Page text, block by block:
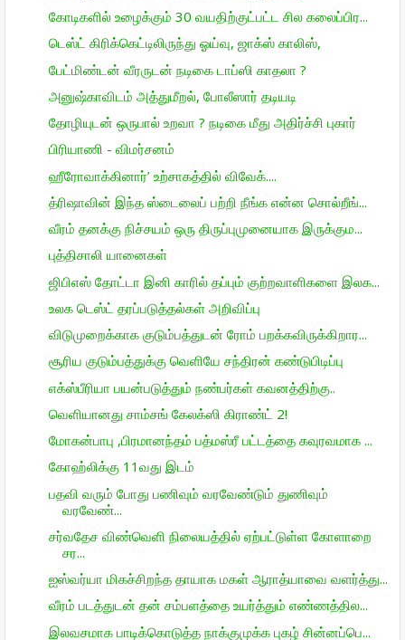
கோடிகளில் உழைக்கும் 30 வயதிற்குட்பட்ட சில கலைப்பிர...
டெஸ்ட் கிரிக்கெட்டிலிருந்து ஓய்வு, ஜாக்ஸ் காலிஸ்,
பேட்மிண்டன் வீரருடன் நடிகை டாப்ஸி காதலா ?
அனுஷ்காவிடம் அத்துமீறல், போலீஸார் தடியடி
தோழியுடன் ஒருபால் உறவா ? நடிகை மீது அதிர்ச்சி புகார்
பிரியாணி - விமர்சனம்
ஹீரோவாக்கினார்’ உற்சாகத்தில் விவேக்....
த்ரிஷாவின் இந்த ஸ்டைலைப் பற்றி நீங்க என்ன சொல்றீங்...
வீரம் தனக்கு நிச்சயம் ஒரு திருப்புமுனையாக இருக்கும...
புத்திசாலி யானைகள்
ஜிபிஎஸ் தோட்டா இனி காரில் தப்பும் குற்றவாளிகளை இலக...
உலக டெஸ்ட் தரப்படுத்தல்கள் அறிவிப்பு
விடுமுறைக்காக குடும்பத்துடன் ரோம் பறக்கவிருக்கிறார...
சூரிய குடும்பத்துக்கு வெளியே சந்திரன் கண்டுபிடிப்பு
எக்ஸ்பீரியா பயன்படுத்தும் நண்பர்கள் கவனத்திற்கு..
வெளியானது சாம்சங் கேலக்ஸி கிராண்ட் 2!
மோகன்பாபு ,பிரமானந்தம் பத்மஸ்ரீ பட்டத்தை கவுரவமாக ...
கோஹ்லிக்கு 11வது இடம்
பதவி வரும் போது பணிவும் வரவேண்டும் துணிவும்
வரவேண்...
சர்வதேச விண்வெளி நிலையத்தில் ஏற்பட்டுள்ள கோளாறை
சர...
ஐஸ்வர்யா மிகச்சிறந்த தாயாக மகள் ஆராத்யாவை வளர்த்து...
வீரம் படத்துடன் தன் சம்பளத்தை உயர்த்தும் எண்ணத்தில...
இலவசமாக பாடிக்கொடுத்த நாக்குமுக்க புகழ் சின்னப்பெ...